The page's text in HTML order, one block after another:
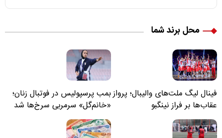
محل برند شما
فینال لیگ ملت‌های والیبال؛ پرواز
عقاب‌ها بر فراز نینگبو
بمب پرسپولیس در فوتبال زنان؛
«خانم‌گل» سرمربی سرخ‌ها شد